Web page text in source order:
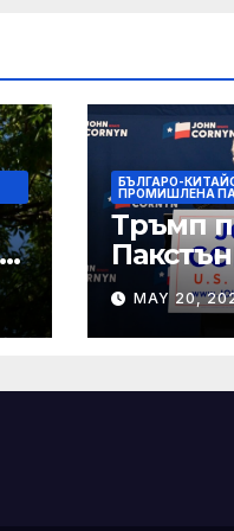
БЪЛГАРО-
ПРОМИШЛЕНА
Тръмп
Корнин
отMAY 20,